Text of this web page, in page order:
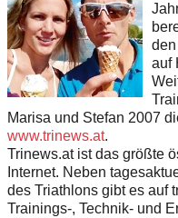
auf
Marisa und Stefan 2007
www.trinews.at.
Trinews.at ist das größte
Internet. Neben
des Triathlons gibt es auf
Trainings-, Technik- und